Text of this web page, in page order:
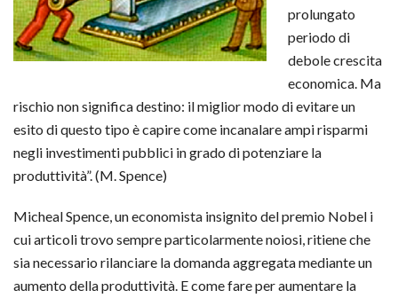
prolungato
periodo di
debole crescita
economica. Ma
rischio non significa destino: il miglior modo di evitare un
esito di questo tipo è capire come incanalare ampi risparmi
negli investimenti pubblici in grado di potenziare la
produttività”. (M. Spence)
Micheal Spence, un economista insignito del premio Nobel i
cui articoli trovo sempre particolarmente noiosi, ritiene che
sia necessario rilanciare la domanda aggregata mediante un
aumento della produttività. E come fare per aumentare la